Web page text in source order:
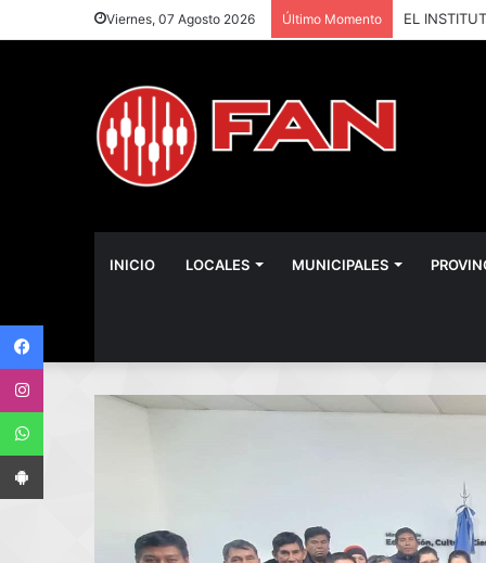
Viernes, 07 Agosto 2026 Último Momento
INICIO LOCALES MUNICIPALES